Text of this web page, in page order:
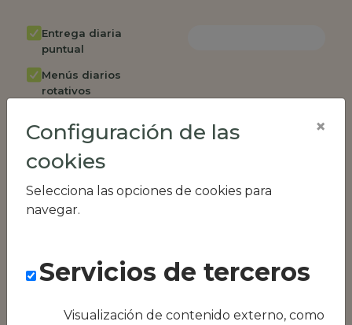
Entrega diaria
puntual
Menús diarios
rotativos
semanalmente
Factura única
Acceso individual
RR.HH
equipos híbridos
Configuración de las
cookies
Selecciona las opciones de cookies para
navegar.
×
Servicios de terceros
Visualización de contenido externo, como